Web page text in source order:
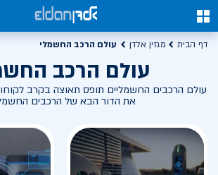
0
דף הבית מגזין אלדן עולם הרכב החשמלי
עולם הרכב
עולם הרכבים החשמליים תופס תאוצה בקרב
את הדור הבא של הרכבים